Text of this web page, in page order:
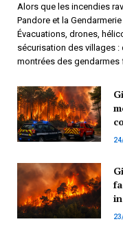
Alors que les incendies
Pandore et la
Évacuations, drones,
sécurisation des villages
montrées des gendarmes